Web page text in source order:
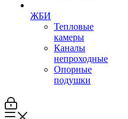
ЖБИ
Тепловые
камеры
Каналы
непроходные
Опорные
подушки